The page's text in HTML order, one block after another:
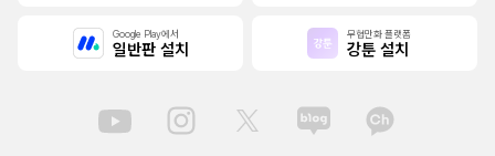
Google Play에서
일반판 설치
무협만화 플랫폼
강툰 설치